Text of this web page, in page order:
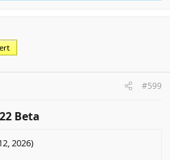
#599
Beta​
2026)